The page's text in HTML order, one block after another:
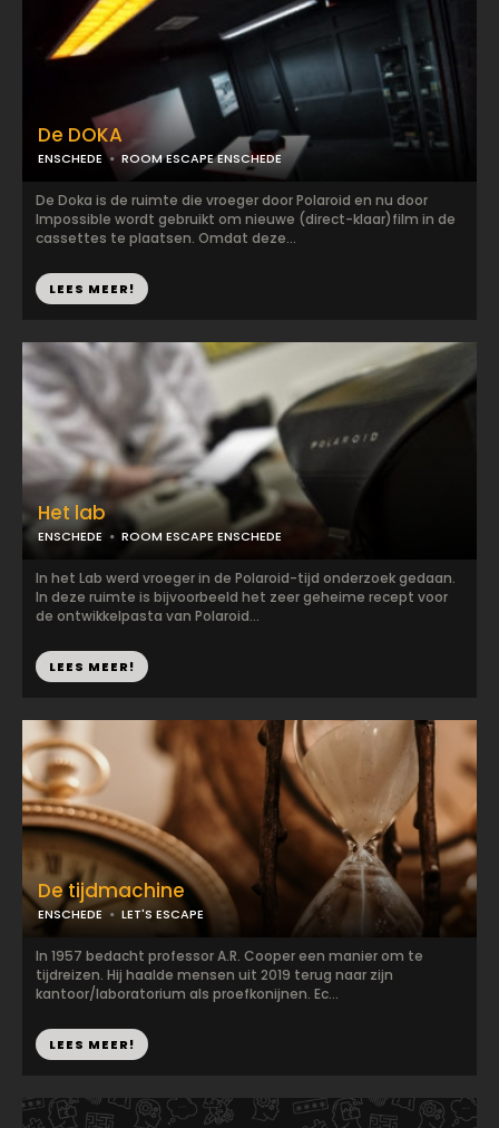
De DOKA
ENSCHEDE ROOM ESCAPE ENSCHEDE
De Doka is de ruimte die vroeger door Polaroid en nu door
Impossible wordt gebruikt om nieuwe (direct-klaar)film in de
cassettes te plaatsen. Omdat deze...
LEES MEER!
Het lab
ENSCHEDE ROOM ESCAPE ENSCHEDE
In het Lab werd vroeger in de Polaroid-tijd onderzoek gedaan.
In deze ruimte is bijvoorbeeld het zeer geheime recept voor
de ontwikkelpasta van Polaroid...
LEES MEER!
De tijdmachine
ENSCHEDE LET'S ESCAPE
In 1957 bedacht professor A.R. Cooper een manier om te
tijdreizen. Hij haalde mensen uit 2019 terug naar zijn
kantoor/laboratorium als proefkonijnen. Ec...
LEES MEER!